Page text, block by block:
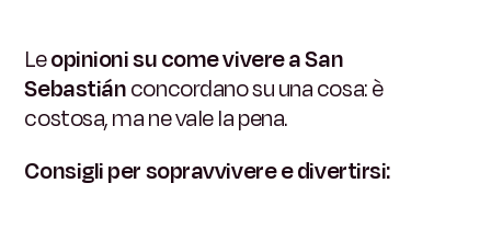
Leopinioni su come vivere a San
Sebastiánconcordano su una cosa: è
costosa, ma ne vale la pena.
Consigli per sopravvivere e divertirsi: